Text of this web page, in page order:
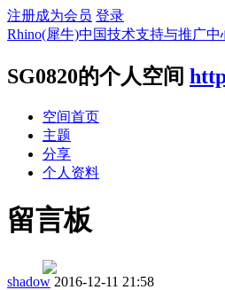
注册成为会员 登录
Rhino(犀牛)中国技术支持与推广中
SG0820的个人空间
空间首页
主题
分享
个人资料
留言板
shadow 2016-12-11 21:58